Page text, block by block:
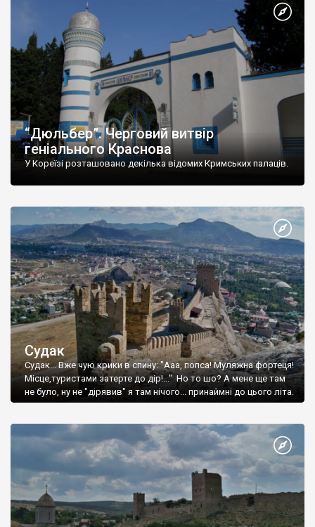
“Дюльбер”. Черговий витвір
геніального Краснова
У Кореїзі розташовано декілька відомих Кримських палаців.
Судак
Судак... Вже чую крики в спину: "Ааа, попса! Муляжна фортеця!
Місце,туристами затерте до дір!..." Но то шо? А мене ще там
не було, ну не "дірявив" я там нічого... принаймні до цього літа.